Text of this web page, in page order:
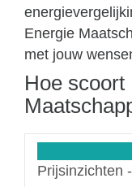
Energie
met jouw
Hoe scoort
Prijsinzichten -